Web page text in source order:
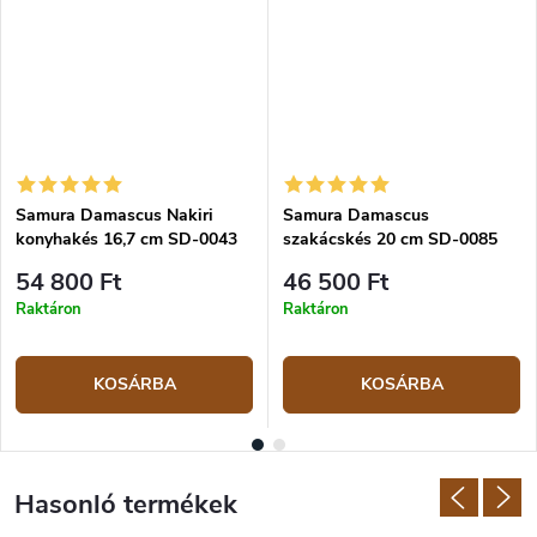
Samura Damascus Nakiri
konyhakés 16,7 cm SD-0043
54 800 Ft
Raktáron
KOSÁRBA
Samura Damascus
szakácskés 20 cm SD-0085
46 500 Ft
Raktáron
KOSÁRBA